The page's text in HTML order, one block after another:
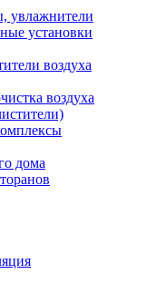
увлажнители
установки
воздуха
воздуха
дома